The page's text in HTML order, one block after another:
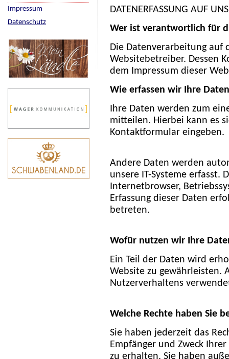
DATENERFASSUNG AUF
Wer ist verantwortlich für
Die Datenverarbeitung auf
Websitebetreiber. Dessen
dem Impressum dieser
Wie erfassen wir Ihre
Ihre Daten werden zum
mitteilen. Hierbei kann es
Kontaktformular eingeben.
Andere Daten werden
unsere IT-Systeme erfasst.
Internetbrowser,
Erfassung dieser Daten
betreten.
Wofür nutzen wir Ihre
Ein Teil der Daten wird
Website zu gewährleisten.
Nutzerverhaltens
Welche Rechte haben Sie
Sie haben jederzeit das
Empfänger und Zweck
zu erhalten. Sie haben
Impressum
Datenschutz